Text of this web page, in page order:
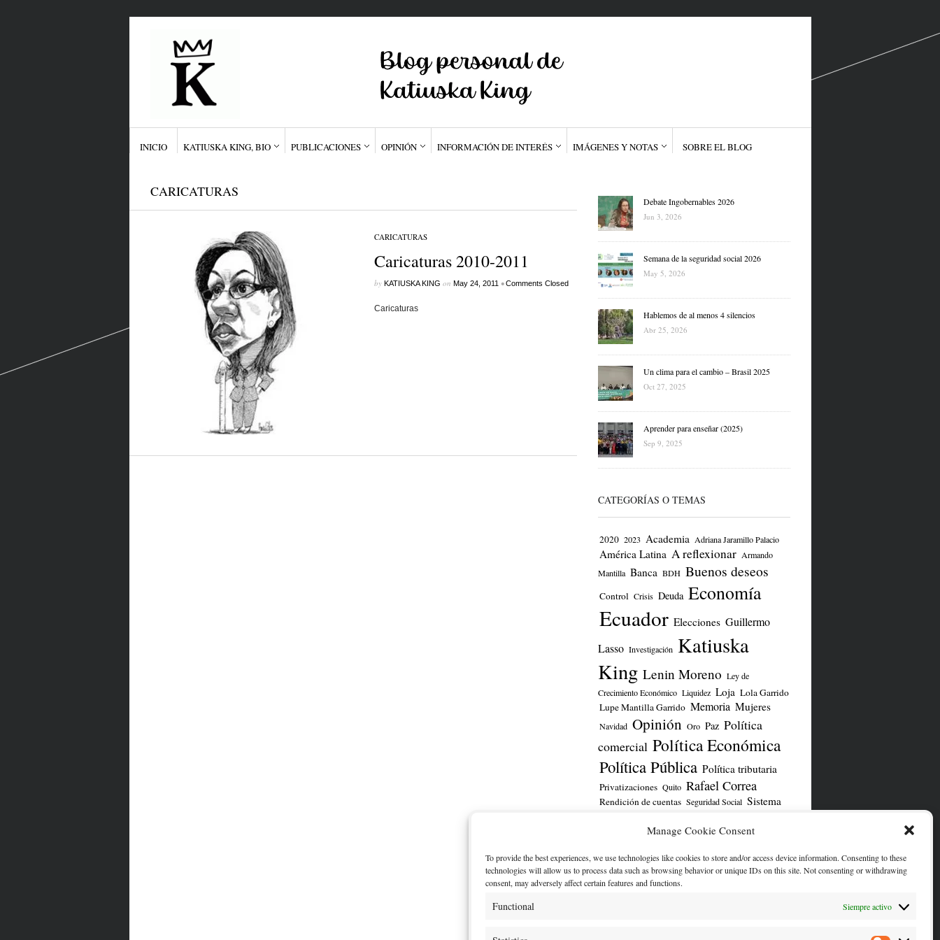
Manage Cookie Consent
To provide the best experiences, we use technologies like cookies to store and/or access device information. Consenting to these
technologies will allow us to process data such as browsing behavior or unique IDs on this site. Not consenting or withdrawing
consent, may adversely affect certain features and functions.
Functional Siempre activo
INICIO KATIUSKA KING, BIO PUBLICACIONES OPINIÓN INFORMACIÓN DE INTERÉS IMÁGENES Y NOTAS SOBRE EL BLOG
CARICATURAS
CARICATURAS
Caricaturas 2010-2011
by KATIUSKA KING on May 24, 2011 •Comments Closed
Caricaturas
Debate Ingobernables 2026
Jun 3, 2026
Semana de la seguridad social 2026
May 5, 2026
Hablemos de al menos 4 silencios
Abr 25, 2026
Un clima para el cambio – Brasil 2025
Oct 27, 2025
Aprender para enseñar (2025)
Sep 9, 2025
CATEGORÍAS O TEMAS
2020 2023 Academia Adriana Jaramillo Palacio
América Latina A reflexionar Armando
Mantilla Banca BDH Buenos deseos
Control Crisis Deuda Economía
Ecuador Elecciones Guillermo
Lasso Investigación Katiuska
King Lenin Moreno Ley de
Crecimiento Económico Liquidez Loja Lola Garrido
Lupe Mantilla Garrido Memoria Mujeres
Navidad Opinión Oro Paz Política
comercial Política Económica
Política Pública Política tributaria
Privatizaciones Quito Rafael Correa
Rendición de cuentas Seguridad Social Sistema
MI CUENTA DE TWITTER/X